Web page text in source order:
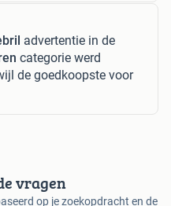
advertentie in de
categorie werd
de goedkoopste voor
vragen
op je zoekopdracht en de